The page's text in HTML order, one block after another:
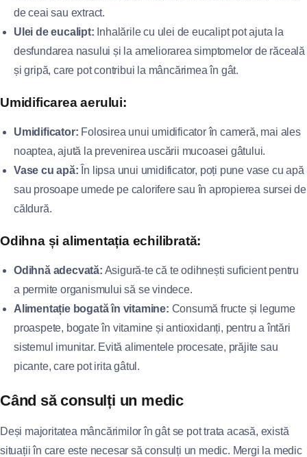
de ceai sau extract.
Ulei de eucalipt: Inhalările cu ulei de eucalipt pot ajuta la
desfundarea nasului și la ameliorarea simptomelor de răceală
și gripă, care pot contribui la mâncărimea în gât.
Umidificarea aerului:
Umidificator: Folosirea unui umidificator în cameră, mai ales
noaptea, ajută la prevenirea uscării mucoasei gâtului.
Vase cu apă: În lipsa unui umidificator, poți pune vase cu apă
sau prosoape umede pe calorifere sau în apropierea sursei de
căldură.
Odihna și alimentația echilibrată:
Odihnă adecvată: Asigură-te că te odihnești suficient pentru
a permite organismului să se vindece.
Alimentație bogată în vitamine: Consumă fructe și legume
proaspete, bogate în vitamine și antioxidanți, pentru a întări
sistemul imunitar. Evită alimentele procesate, prăjite sau
picante, care pot irita gâtul.
Când să consulți un medic
Deși majoritatea mâncărimilor în gât se pot trata acasă, există
situații în care este necesar să consulți un medic. Mergi la medic